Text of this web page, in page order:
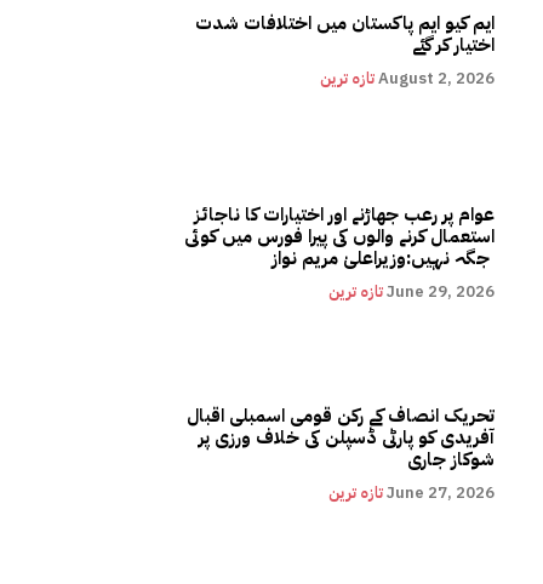
ایم کیو ایم پاکستان میں اختلافات شدت
اختیار کر گئے
تازہ ترینAugust 2, 2026
عوام پر رعب جھاڑنے اور اختیارات کا ناجائز
استعمال کرنے والوں کی پیرا فورس میں کوئی
تازہ ترینJune 29, 2026
تحریک انصاف کے رکن قومی اسمبلی اقبال
آفریدی کو پارٹی ڈسپلن کی خلاف ورزی پر
شوکاز جاری
تازہ ترینJune 27, 2026